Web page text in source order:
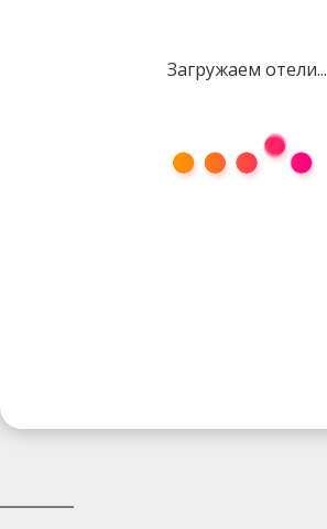
Загружаем отели...